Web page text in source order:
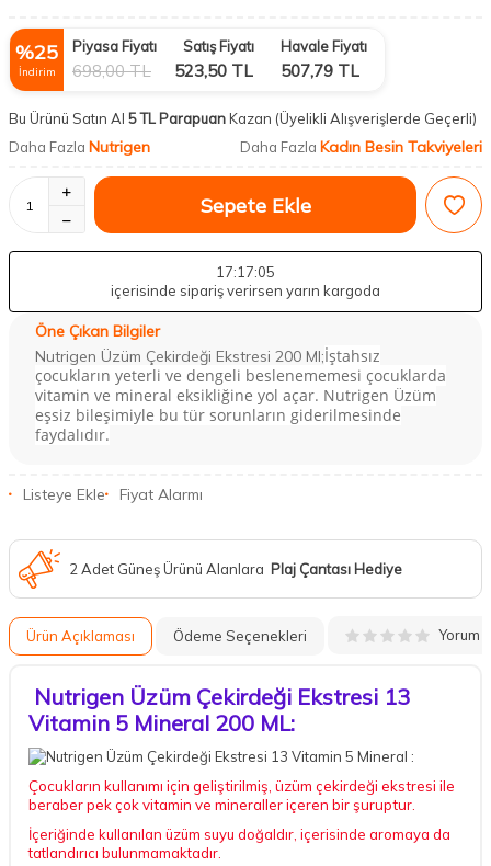
%25
İndirim
Piyasa Fiyatı
698,00TL
Satış Fiyatı
523,50 TL
Havale Fiyatı
507,79 TL
Bu Ürünü Satın Al 5 TL ParapuanKazan (Üyelikli Alışverişlerde Geçerli)
Daha Fazla Nutrigen Daha Fazla Kadın Besin Takviyeleri
Sepete Ekle
17:17:05
içerisinde sipariş verirsen yarın kargoda
Öne Çıkan Bilgiler
Nutrigen Üzüm Çekirdeği Ekstresi 200 Ml;İştahsız
çocukların yeterli ve dengeli beslenememesi çocuklarda
vitamin ve mineral eksikliğine yol açar. Nutrigen Üzüm
eşsiz bileşimiyle bu tür sorunların giderilmesinde
faydalıdır.
Listeye Ekle Fiyat Alarmı
2 Adet Güneş Ürünü Alanlara Plaj Çantası Hediye
Ürün Açıklaması Ödeme Seçenekleri Yorum
Nutrigen Üzüm Çekirdeği Ekstresi 13
Vitamin 5 Mineral 200 ML:
Çocukların kullanımı için geliştirilmiş, üzüm çekirdeği ekstresi ile
beraber pek çok vitamin ve mineraller içeren bir şuruptur.
İçeriğinde kullanılan üzüm suyu doğaldır, içerisinde aromaya da
tatlandırıcı bulunmamaktadır.